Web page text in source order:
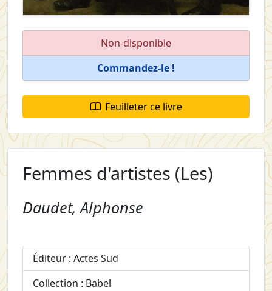
Non-disponible
Commandez-le !
Feuilleter ce livre
Femmes d'artistes (Les)
Daudet, Alphonse
Éditeur : Actes Sud
Collection : Babel